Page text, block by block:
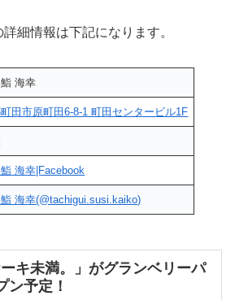
詳細情報は下記になります。
海幸
田市原町田6-8-1 町田センタービル1F
海幸|Facebook
海幸(@tachigui.susi.kaiko)
ーキ未満。」がグランベリーパ
ン予定！